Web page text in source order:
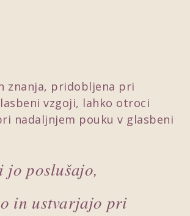
znanja, pridobljena pri
vzgoji, lahko otroci
nadaljnjem pouku v glasbeni
jo poslušajo,
in ustvarjajo pri